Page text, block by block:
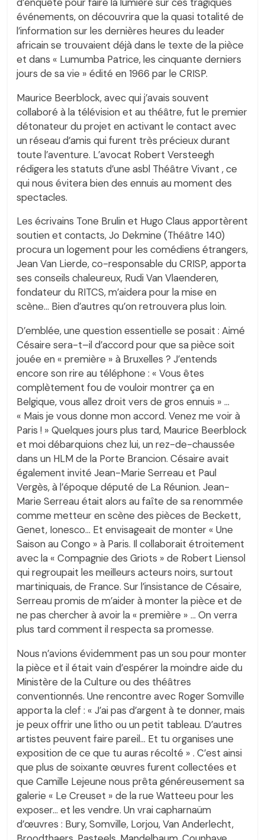
événements, on découvrira que la quasi totalité de
l’information sur les dernières heures du leader
africain se trouvaient déjà dans le texte de la pièce
et dans « Lumumba Patrice, les cinquante derniers
jours de sa vie » édité en 1966 par le CRISP.
Maurice Beerblock, avec qui j’avais souvent
collaboré à la télévision et au théâtre, fut le premier
détonateur du projet en activant le contact avec
un réseau d’amis qui furent très précieux durant
toute l’aventure. L’avocat Robert Versteegh
rédigera les statuts d’une asbl Théâtre Vivant , ce
qui nous évitera bien des ennuis au moment des
spectacles.
Les écrivains Tone Brulin et Hugo Claus apportèrent
soutien et contacts, Jo Dekmine (Théâtre 140)
procura un logement pour les comédiens étrangers,
Jean Van Lierde, co-responsable du CRISP, apporta
ses conseils chaleureux, Rudi Van Vlaenderen,
fondateur du RITCS, m’aidera pour la mise en
scène… Bien d’autres qu’on retrouvera plus loin.
D’emblée, une question essentielle se posait : Aimé
Césaire sera-t–il d’accord pour que sa pièce soit
jouée en « première » à Bruxelles ? J’entends
encore son rire au téléphone : « Vous êtes
complètement fou de vouloir montrer ça en
Belgique, vous allez droit vers de gros ennuis » …
« Mais je vous donne mon accord. Venez me voir à
Paris ! » Quelques jours plus tard, Maurice Beerblock
et moi débarquions chez lui, un rez-de-chaussée
dans un HLM de la Porte Brancion. Césaire avait
également invité Jean-Marie Serreau et Paul
Vergès, à l’époque député de La Réunion. Jean-
Marie Serreau était alors au faîte de sa renommée
comme metteur en scène des pièces de Beckett,
Genet, Ionesco… Et envisageait de monter « Une
Saison au Congo » à Paris. Il collaborait étroitement
avec la « Compagnie des Griots » de Robert Liensol
qui regroupait les meilleurs acteurs noirs, surtout
martiniquais, de France. Sur l’insistance de Césaire,
Serreau promis de m’aider à monter la pièce et de
ne pas chercher à avoir la « première » … On verra
plus tard comment il respecta sa promesse.
Nous n’avions évidemment pas un sou pour monter
la pièce et il était vain d’espérer la moindre aide du
Ministère de la Culture ou des théâtres
conventionnés. Une rencontre avec Roger Somville
apporta la clef : « J’ai pas d’argent à te donner, mais
je peux offrir une litho ou un petit tableau. D’autres
artistes peuvent faire pareil… Et tu organises une
exposition de ce que tu auras récolté » . C’est ainsi
que plus de soixante œuvres furent collectées et
que Camille Lejeune nous prêta généreusement sa
galerie « Le Creuset » de la rue Watteeu pour les
exposer… et les vendre. Un vrai capharnaüm
d’œuvres : Bury, Somville, Lorjou, Van Anderlecht,